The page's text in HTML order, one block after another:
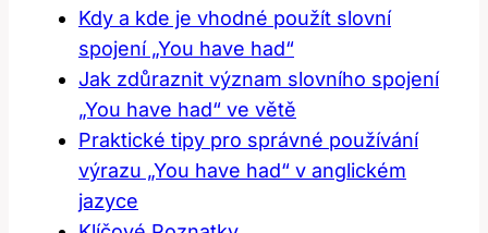
Kdy a kde je vhodné použít slovní
spojení „You have had“
Jak zdůraznit význam slovního spojení
„You have had“ ve větě
Praktické tipy pro správné používání
výrazu „You have had“ v anglickém
jazyce